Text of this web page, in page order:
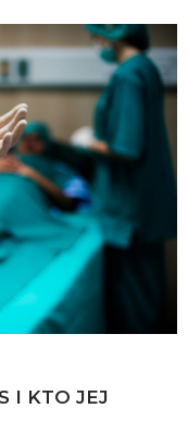
I KTO JEJ